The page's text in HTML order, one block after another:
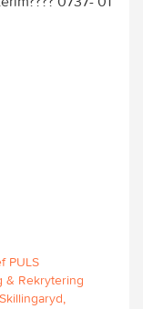
PULS
& Rekrytering